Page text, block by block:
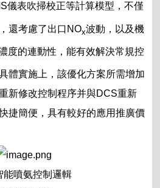
儀表吹掃校正等計算模型，不僅
還考慮了出口NOx波動，以及機
度的連動性，能有效解決常規控
體實施上，該優化方案所需增加
新修改控制程序并與DCS重新
捷簡便，具有較好的應用推廣價
能噴氨控制邏輯